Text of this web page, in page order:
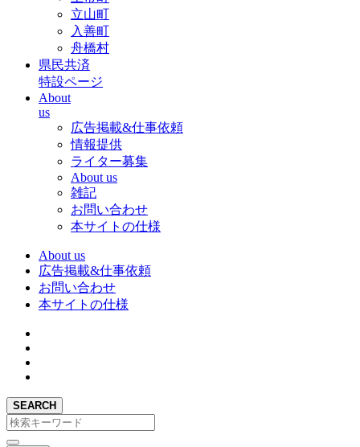
立山町
入善町
舟橋村
県民共済
特設ページ
About
us
広告掲載&仕事依頼
情報提供
ライター募集
About us
雑記
お問い合わせ
本サイトの仕様
About us
広告掲載&仕事依頼
お問い合わせ
本サイトの仕様
SEARCH